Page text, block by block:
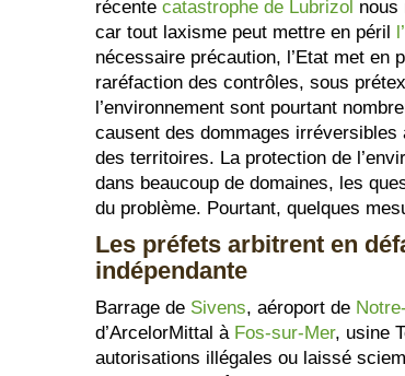
récente catastrophe de Lubrizol nous
car tout laxisme peut mettre en péril
nécessaire précaution, l’Etat met en
raréfaction des contrôles, sous
l’environnement sont pourtant
causent des dommages
des territoires. La protection de
dans beaucoup de domaines, les
du problème. Pourtant, quelques
Les préfets arbitrent en
indépendante
Barrage de Sivens, aéroport de
d’ArcelorMittal à Fos-sur-Mer, usine
autorisations illégales ou laissé